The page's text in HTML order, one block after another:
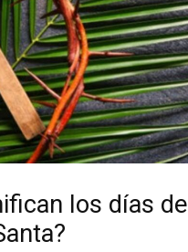
los días de